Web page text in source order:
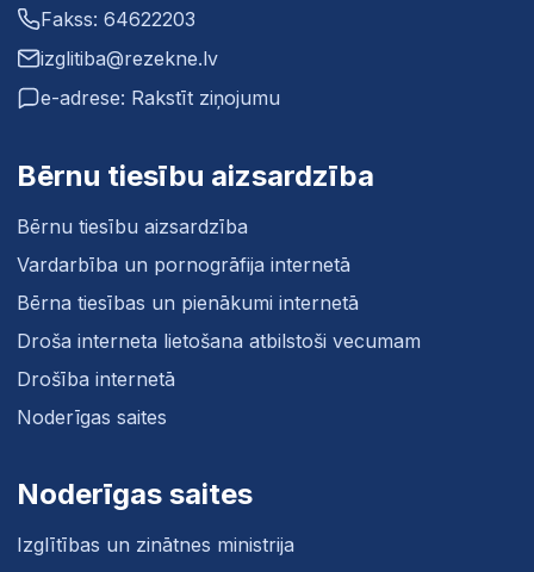
Fakss: 64622203
izglitiba@rezekne.lv
e-adrese: Rakstīt ziņojumu
Bērnu tiesību aizsardzība
Bērnu tiesību aizsardzība
Vardarbība un pornogrāfija internetā
Bērna tiesības un pienākumi internetā
Droša interneta lietošana atbilstoši vecumam
Drošība internetā
Noderīgas saites
Noderīgas saites
Izglītības un zinātnes ministrija